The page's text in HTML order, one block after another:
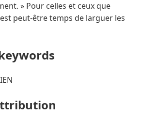
» Pour celles et ceux que
peut-être temps de larguer les